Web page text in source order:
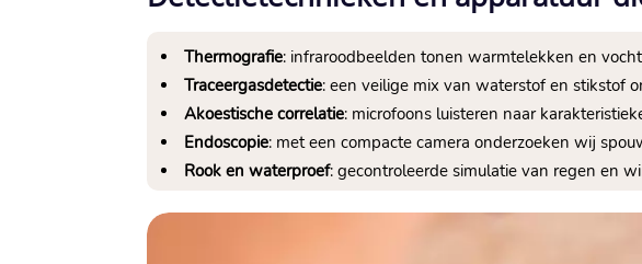
Thermografie: infraroodbeelden tonen warmtelekken en
Traceergasdetectie: een veilige mix van waterstof en stikstof
Akoestische correlatie: microfoons luisteren naar
Endoscopie: met een compacte camera onderzoeken wij
Rook en waterproef: gecontroleerde simulatie van regen en